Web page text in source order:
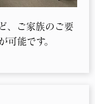
、ご家族のご要
可能です。